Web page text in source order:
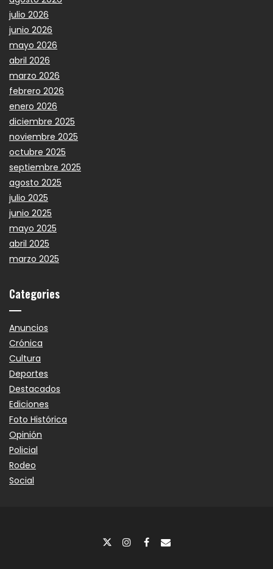
julio 2026
junio 2026
mayo 2026
abril 2026
marzo 2026
febrero 2026
enero 2026
diciembre 2025
noviembre 2025
octubre 2025
septiembre 2025
agosto 2025
julio 2025
junio 2025
mayo 2025
abril 2025
marzo 2025
Categories
Anuncios
Crónica
Cultura
Deportes
Destacados
Ediciones
Foto Histórica
Opinión
Policial
Rodeo
Social